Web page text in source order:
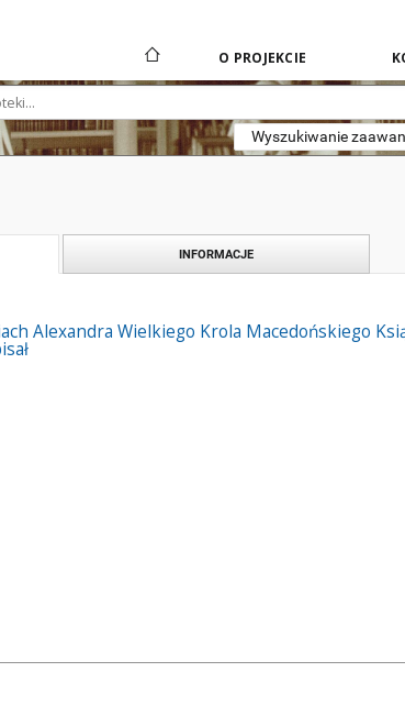
O PROJEKCIE
Wyszukiwanie
INFORMACJE
Alexandra Wielkiego Krola Macedońskiego